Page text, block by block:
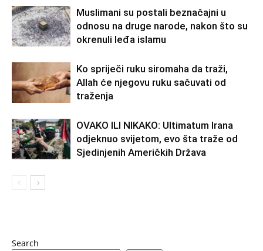
Muslimani su postali beznačajni u
odnosu na druge narode, nakon što su
okrenuli leđa islamu
Ko spriječi ruku siromaha da traži,
Allah će njegovu ruku sačuvati od
traženja
OVAKO ILI NIKAKO: Ultimatum Irana
odjeknuo svijetom, evo šta traže od
Sjedinjenih Američkih Država
Search